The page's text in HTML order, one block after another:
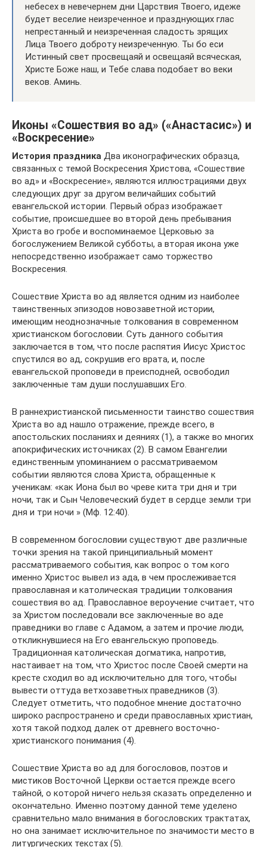
небесех в невечернем дни Царствия Твоего, идеже
будет веселие неизреченное и празднующих глас
непрестанный и неизреченная сладость зрящих
Лица Твоего доброту неизреченную. Ты бо еси
Истинный свет просвещаяй и освещаяй всяческая,
Христе Боже наш, и Тебе слава подобает во веки
веков. Аминь.
Иконы «Сошествия во ад» («Анастасис») и
«Воскресение»
История праздника Два иконографических образца,
связанных с темой Воскресения Христова, «Сошествие
во ад» и «Воскресение», являются иллюстрациями двух
следующих друг за другом величайших событий
евангельской истории. Первый образ изображает
событие, происшедшее во второй день пребывания
Христа во гробе и воспоминаемое Церковью за
богослужением Великой субботы, а вторая икона уже
непосредственно изображает само торжество
Воскресения.
Сошествие Христа во ад является одним из наиболее
таинственных эпизодов новозаветной истории,
имеющим неоднозначные толкования в современном
христианском богословии. Суть данного события
заключается в том, что после распятия Иисус Христос
спустился во ад, сокрушив его врата, и, после
евангельской проповеди в преисподней, освободил
заключенные там души послушавших Его.
В раннехристианской письменности таинство сошествия
Христа во ад нашло отражение, прежде всего, в
апостольских посланиях и деяниях (1), а также во многих
апокрифических источниках (2). В самом Евангелии
единственным упоминанием о рассматриваемом
событии являются слова Христа, обращенные к
ученикам: «как Иона был во чреве кита три дня и три
ночи, так и Сын Человеческий будет в сердце земли три
дня и три ночи » (Мф. 12:40).
В современном богословии существуют две различные
точки зрения на такой принципиальный момент
рассматриваемого события, как вопрос о том кого
именно Христос вывел из ада, в чем прослеживается
православная и католическая традиции толкования
сошествия во ад. Православное вероучение считает, что
за Христом последовали все заключенные во аде
праведники во главе с Адамом, а затем и прочие люди,
откликнувшиеся на Его евангельскую проповедь.
Традиционная католическая догматика, напротив,
настаивает на том, что Христос после Своей смерти на
кресте сходил во ад исключительно для того, чтобы
вывести оттуда ветхозаветных праведников (3).
Следует отметить, что подобное мнение достаточно
широко распространено и среди православных христиан,
хотя такой подход далек от древнего восточно-
христианского понимания (4).
Сошествие Христа во ад для богословов, поэтов и
мистиков Восточной Церкви остается прежде всего
тайной, о которой ничего нельзя сказать определенно и
окончательно. Именно поэтому данной теме уделено
сравнительно мало внимания в богословских трактатах,
но она занимает исключительное по значимости место в
литургических текстах (5).